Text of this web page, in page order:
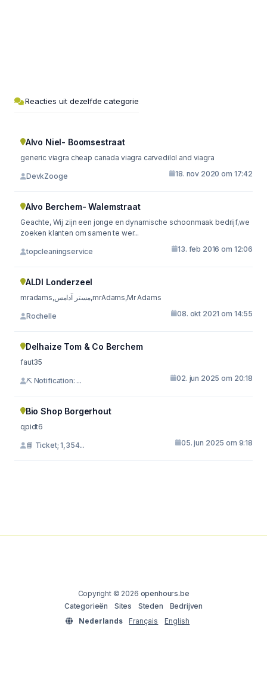
Reacties uit dezelfde categorie
Alvo Niel- Boomsestraat
generic viagra cheap canada viagra carvedilol and viagra
DevkZooge 18. nov 2020 om 17:42
Alvo Berchem- Walemstraat
Geachte, Wij zijn een jonge en dynamische schoonmaak bedrijf,we
zoeken klanten om samen te wer...
topcleaningservice 13. feb 2016 om 12:06
ALDI Londerzeel
mradams,مستر آدامس,mrAdams,Mr Adams
Rochelle 08. okt 2021 om 14:55
Delhaize Tom & Co Berchem
faut35
⛏ Notification: ... 02. jun 2025 om 20:18
Bio Shop Borgerhout
qpidt6
📘 Ticket; 1,354... 05. jun 2025 om 9:18
Copyright © 2026 openhours.be
Categorieën
Sites Steden
Bedrijven
Nederlands
Français English